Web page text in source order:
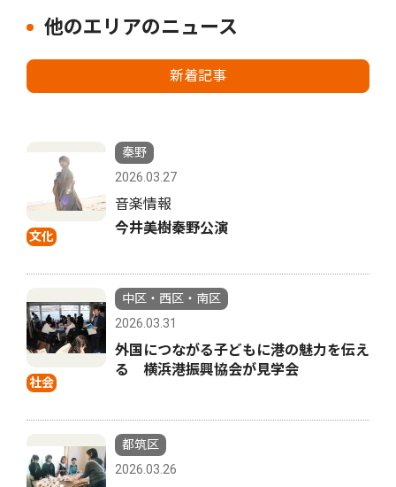
他のエリアのニュース
新着記事
文化
秦野
2026.03.27
音楽情報
今井美樹秦野公演
社会
中区・西区・南区
2026.03.31
外国につながる子どもに港の魅力を伝え
る 横浜港振興協会が見学会
都筑区
2026.03.26